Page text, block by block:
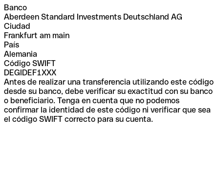
Banco
Aberdeen Standard Investments Deutschland AG
Ciudad
Frankfurt am main
País
Alemania
Código SWIFT
DEGIDEF1XXX
Antes de realizar una transferencia utilizando este código
desde su banco, debe verificar su exactitud con su banco
o beneficiario. Tenga en cuenta que no podemos
confirmar la identidad de este código ni verificar que sea
el código SWIFT correcto para su cuenta.